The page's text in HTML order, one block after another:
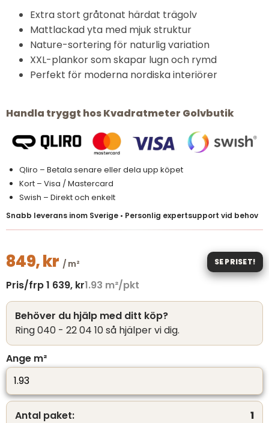
Extra stort gråtonat härdat trägolv
Mattlackad yta med mjuk struktur
Nature-sortering för naturlig variation
XXL-plankor som skapar lugn och rymd
Perfekt för moderna nordiska interiörer
Handla tryggt hos Kvadratmeter Golvbutik
Qliro – Betala senare eller dela upp köpet
Kort – Visa / Mastercard
Swish – Direkt och enkelt
Snabb leverans inom Sverige • Personlig expertsupport vid behov
849,kr / m² SE PRISET!
Pris/frp1 639, kr1.93 m²/pkt
Behöver du hjälp med ditt köp?
Ring 040 - 22 04 10 så hjälper vi dig.
Ange m²
Antal paket:
1